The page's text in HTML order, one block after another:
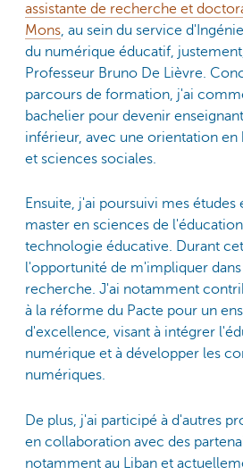
assistante de recherche et
Mons, au sein du service
du numérique éducatif,
Professeur Bruno De Lièvre.
parcours de formation, j'ai
bachelier pour devenir
inférieur, avec une orientation
et sciences sociales.
Ensuite, j'ai poursuivi mes études
master en sciences de
technologie éducative. Durant
l'opportunité de m'impliquer
recherche. J'ai notamment
à la réforme du Pacte pour un
d'excellence, visant à intégrer
numérique et à développer les
numériques.
De plus, j'ai participé à d'autres
en collaboration avec des
notamment au Liban et